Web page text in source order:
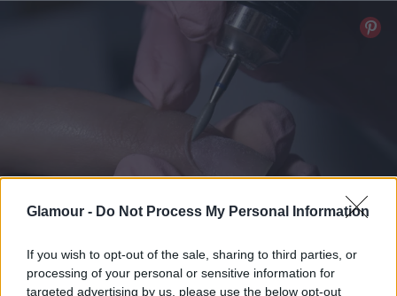
Glamour - Do Not Process My Personal Information
If you wish to opt-out of the sale, sharing to third parties, or
processing of your personal or sensitive information for
targeted advertising by us, please use the below opt-out